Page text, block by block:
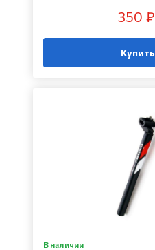
350 ₽
Купить
В наличии